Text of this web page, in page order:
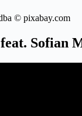
© pixabay.com
Sofian